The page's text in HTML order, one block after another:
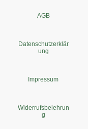
AGB
Datenschutzerklär
ung
Impressum
Widerrufsbelehrun
g